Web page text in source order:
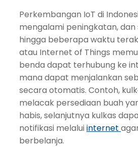
Perkembangan IoT di
mengalami peningkatan,
hingga beberapa waktu
atau Internet of Things
benda dapat terhubung ke
mana dapat menjalankan
secara otomatis. Contoh,
melacak persediaan buah
habis, selanjutnya kulkas
notifikasi melaluiinternet
berbelanja.